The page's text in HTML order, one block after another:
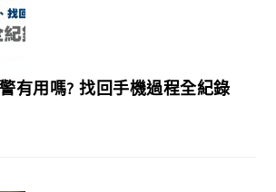
有用嗎? 找回手機過程全紀錄